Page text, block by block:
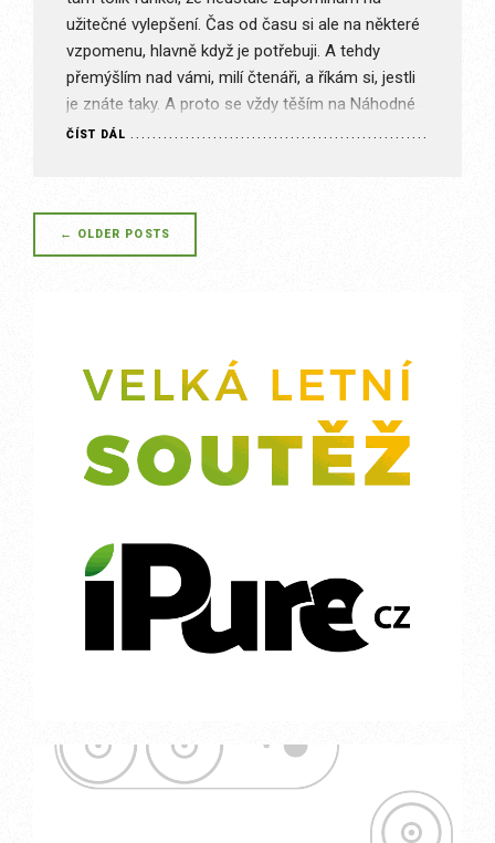
užitečné vylepšení. Čas od času si ale na některé
vzpomenu, hlavně když je potřebuji. A tehdy
přemýšlím nad vámi, milí čtenáři, a říkám si, jestli
je znáte taky. A proto se vždy těším na Náhodné
tipy, protože můžu psát o…
ČÍST DÁL
Posts
← OLDER POSTS